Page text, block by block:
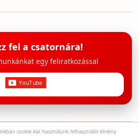
cookie-kat használunk felhasználói élmény
fel a csatornára!
egy feliratkozással